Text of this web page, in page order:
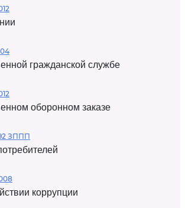
гражданской службе
оборонном заказе
ЗППП
коррупции